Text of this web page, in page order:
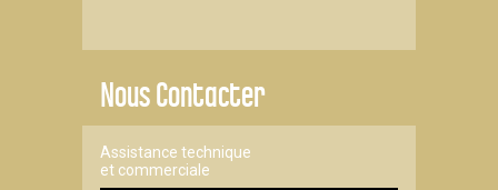
Nous Contacter
Assistance technique
et commerciale